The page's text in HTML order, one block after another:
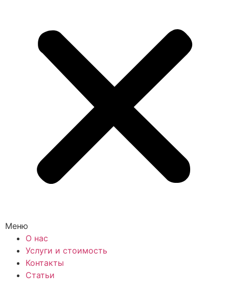
Меню
О нас
Услуги и стоимость
Контакты
Статьи